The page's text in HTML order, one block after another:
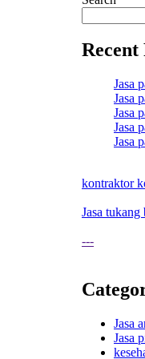
Recent
Jasa
Jasa
Jasa
Jasa
Jasa
kontraktor
Jasa tukang
---
Jasa
Jasa